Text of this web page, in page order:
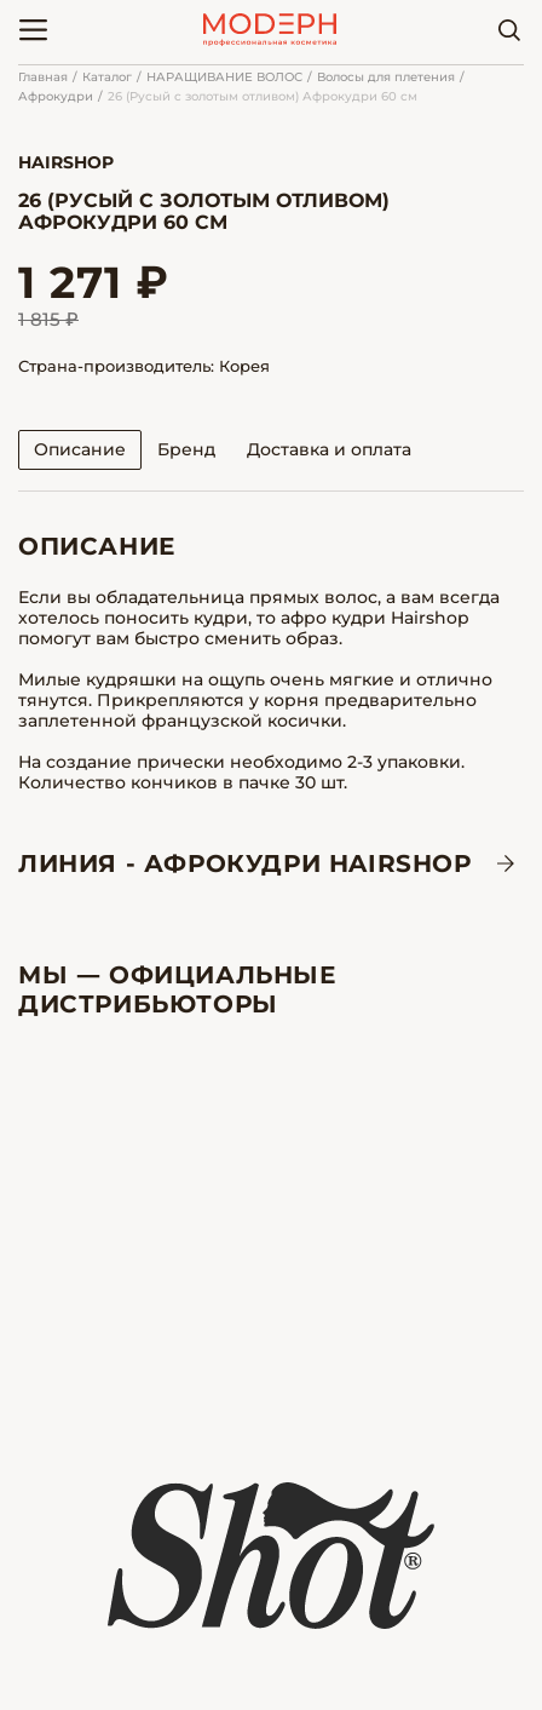
Главная Каталог НАРАЩИВАНИЕ ВОЛОС
Волосы для плетения
Афрокудри
26 (Русый с золотым отливом) Афрокудри 60 см
HAIRSHOP
26 (РУСЫЙ С ЗОЛОТЫМ ОТЛИВОМ)
АФРОКУДРИ 60 СМ
1 271 ₽
1 815 ₽
Страна-производитель: Корея
Описание Бренд Доставка и оплата
ОПИСАНИЕ
Если вы обладательница прямых волос, а вам всегда
хотелось поносить кудри, то афро кудри Hairshop
помогут вам быстро сменить образ.
Милые кудряшки на ощупь очень мягкие и отлично
тянутся. Прикрепляются у корня предварительно
заплетенной французской косички.
На создание прически необходимо 2-3 упаковки.
Количество кончиков в пачке 30 шт.
ЛИНИЯ - АФРОКУДРИ HAIRSHOP
МЫ — ОФИЦИАЛЬНЫЕ
ДИСТРИБЬЮТОРЫ